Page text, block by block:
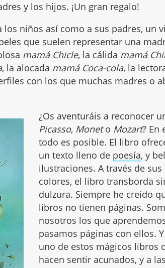
y los hijos. ¡Un gran regalo!
niños así como a sus padres, un
que suelen representar una
mamá Chicle, la cálida mamá
, la alocada mamá Coca-cola, la
con los que muchas madres o
¿Os aventuráis a reconocer
Picasso, Moneto Mozart? En
todo es posible. El libro
un texto lleno de poesía, y
ilustraciones. A través de
colores, el libro transborda
dulzura. Siempre he creído
libros no tienen páginas.
nosotros los que
pasamos páginas con ellos.
uno de estos mágicos libros
hacen sentir acunados, y a